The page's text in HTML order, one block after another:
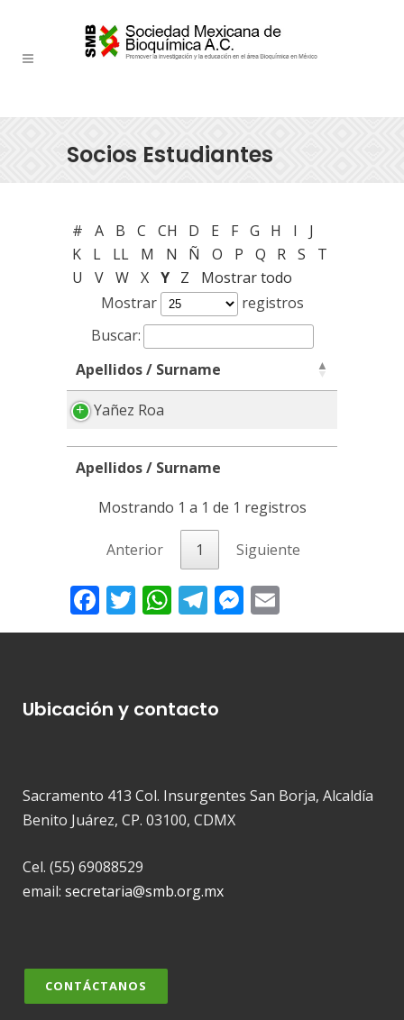
Socios Estudiantes
# A B C CH D E F G H I
J
K
L LL M N Ñ O P Q R S
T
U
V W X Y Z
Mostrar todo
Mostrar
registros
Buscar:
Apellidos / Surname
Apellidos / Surname
Yañez Roa
Apellidos / Surname
Mostrando 1 a 1 de 1 registros
Anterior 1 Siguiente
Facebook
Twitter
WhatsApp
Telegram
Messenger
Ubicación y contacto
Sacramento 413 Col. Insurgentes San Borja, Alcaldía
Benito Juárez, CP. 03100, CDMX
Cel. (55) 69088529
email: secretaria@smb.org.mx
CONTÁCTANOS